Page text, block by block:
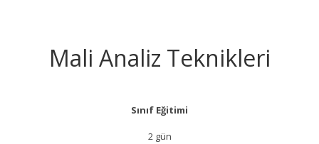
Mali Analiz Teknikleri
Sınıf Eğitimi
2 gün